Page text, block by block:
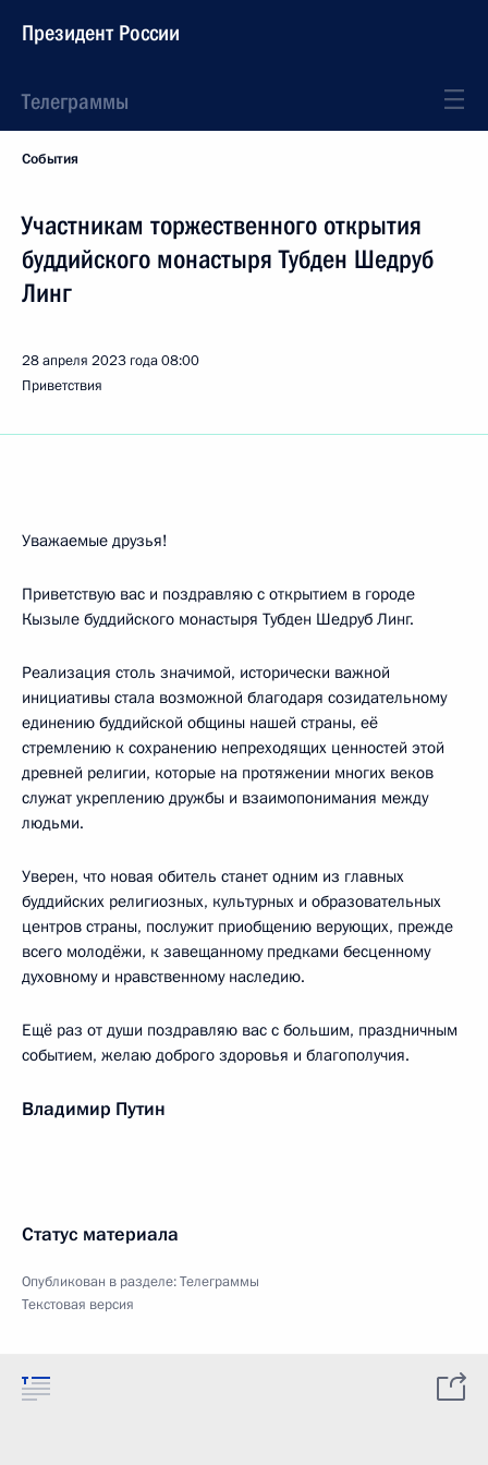
Президент России
Телеграммы
События
Участникам торжественного открытия
буддийского монастыря Тубден Шедруб
Линг
28 апреля 2023 года08:00
Приветствия
Уважаемые друзья!
Приветствую вас и поздравляю с открытием в городе
Кызыле буддийского монастыря Тубден Шедруб Линг.
Реализация столь значимой, исторически важной
инициативы стала возможной благодаря созидательному
единению буддийской общины нашей страны, её
стремлению к сохранению непреходящих ценностей этой
древней религии, которые на протяжении многих веков
служат укреплению дружбы и взаимопонимания между
людьми.
Уверен, что новая обитель станет одним из главных
буддийских религиозных, культурных и образовательных
центров страны, послужит приобщению верующих, прежде
всего молодёжи, к завещанному предками бесценному
духовному и нравственному наследию.
Ещё раз от души поздравляю вас с большим, праздничным
событием, желаю доброго здоровья и благополучия.
Владимир Путин
Статус материала
Опубликован в разделе:Телеграммы
Текстовая версия